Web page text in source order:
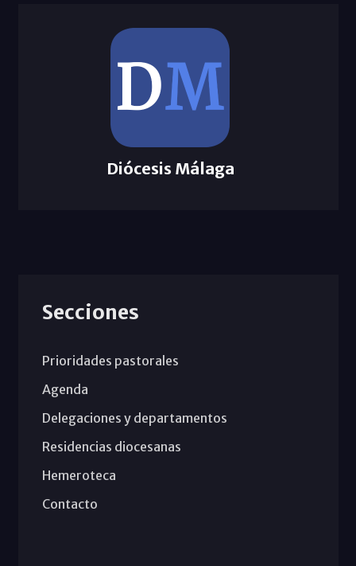
Diócesis Málaga
Secciones
Prioridades pastorales
Agenda
Delegaciones y departamentos
Residencias diocesanas
Hemeroteca
Contacto